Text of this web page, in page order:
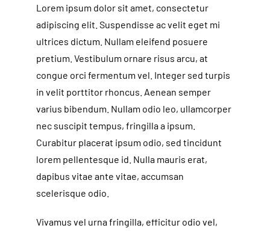
Lorem ipsum dolor sit amet, consectetur
adipiscing elit. Suspendisse ac velit eget mi
ultrices dictum. Nullam eleifend posuere
pretium. Vestibulum ornare risus arcu, at
congue orci fermentum vel. Integer sed turpis
in velit porttitor rhoncus. Aenean semper
varius bibendum. Nullam odio leo, ullamcorper
nec suscipit tempus, fringilla a ipsum.
Curabitur placerat ipsum odio, sed tincidunt
lorem pellentesque id. Nulla mauris erat,
dapibus vitae ante vitae, accumsan
scelerisque odio.
Vivamus vel urna fringilla, efficitur odio vel,